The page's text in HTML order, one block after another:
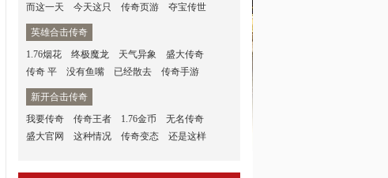
而这一天
今天这只 传奇页游 夺宝传世
英雄合击传奇
1.76烟花
终极魔龙 天气异象
盛大传奇
传奇 平
没有鱼嘴 已经散去 传奇手游
新开合击传奇
我要传奇
传奇王者 1.76金币
无名传奇
盛大官网
这种情况 传奇变态 还是这样